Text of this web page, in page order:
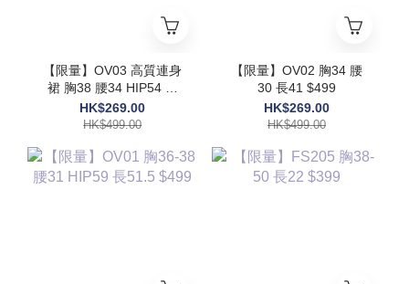
【限量】OV03 高質連身
裙 胸38 腰34 HIP54 長
48 $499
HK$269.00
HK$499.00
【限量】OV02 胸34 腰
30 長41 $499
HK$269.00
HK$499.00